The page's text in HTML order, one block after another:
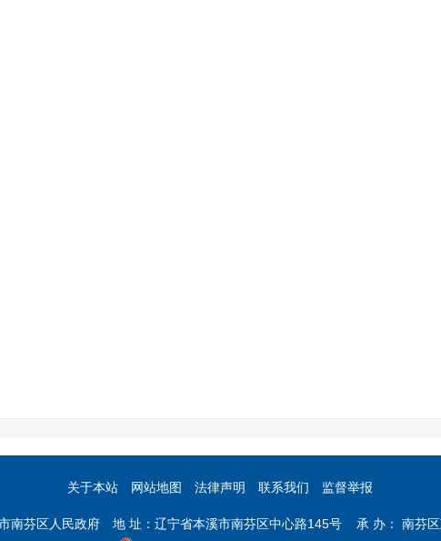
关于本站 网站地图 法律声明 联系我们 监督举报
南芬区人民政府 地 址：辽宁省本溪市南芬区中心路145号 承 办： 南芬